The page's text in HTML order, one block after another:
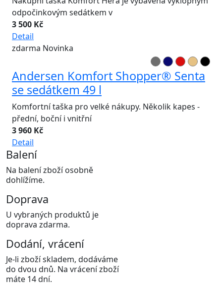
odpočinkovým sedátkem v
3 500 Kč
Detail
zdarma Novinka
Andersen Komfort Shopper® Senta
se sedátkem 49 l
Komfortní taška pro velké nákupy. Několik kapes -
přední, boční i vnitřní
3 960 Kč
Detail
Balení
Na balení zboží osobně
dohlížíme.
Doprava
U vybraných produktů je
doprava zdarma.
Dodání, vrácení
Je-li zboží skladem, dodáváme
do dvou dnů. Na vrácení zboží
máte 14 dní.